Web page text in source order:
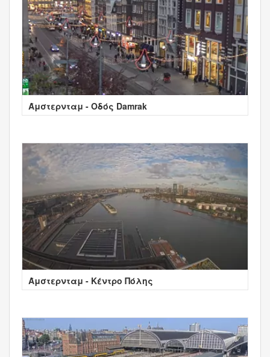
Άμστερνταμ - Οδός Damrak
Άμστερνταμ - Κέντρο Πόλης